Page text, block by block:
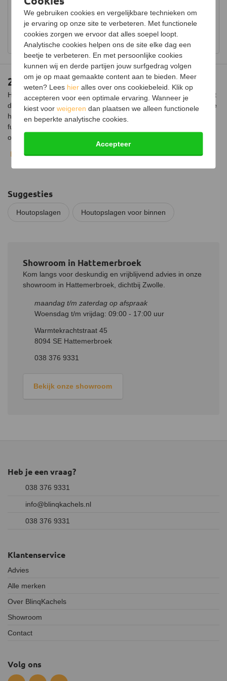
2L houtopslag 60 x 80 cm
Houd al je houtblokken georganiseerd en stijlvol opgeborgen met
de 2L houtopslag. Dit decoratieve houtrek staat prachtig naast de
houtkachel of bij een vuurtje in de tuin, waardoor het niet alleen
functioneel is maar ook een sierlijk element toevoegt aan de
omgeving.
Gemaakt van stevig staal met een matte zwarte coating,
garandeert deze houtopslag jarenlang plezier. De voordelen zijn
De specificaties van de houtopslag zijn indrukwekkend: met
afmetingen van 60x25x80cm biedt het voldoende ruimte voor je
houtvoorraad.
Bekijk volledige beschrijving
Bezoek onze showroom voor uitgebreid advies over
houtkachels.
Bekijk showroom en maak een afspraak
Kleur Zwart
Materiaal Staal
Suggesties
Houtopslagen Houtopslagen voor binnen
Showroom in Hattemerbroek
Kom langs voor deskundig en vrijblijvend advies in onze
showroom in Hattemerbroek, dichtbij Zwolle.
maandag t/m zaterdag op afspraak
Woensdag t/m vrijdag: 09:00 - 17:00 uur
Warmtekrachtstraat 45
8094 SE Hattemerbroek
038 376 9331
Bekijk onze showroom
Heb je een vraag?
038 376 9331
info@blinqkachels.nl
038 376 9331
Klantenservice
Advies
Alle merken
Over BlinqKachels
Showroom
Contact
Volg ons
We gebruiken cookies en vergelijkbare technieken om
je ervaring op onze site te verbeteren. Met functionele
cookies zorgen we ervoor dat alles soepel loopt.
Analytische cookies helpen ons de site elke dag een
beetje te verbeteren. En met persoonlijke cookies
kunnen wij en derde partijen jouw surfgedrag volgen
om je op maat gemaakte content aan te bieden. Meer
weten? Lees hier alles over ons cookiebeleid. Klik op
accepteren voor een optimale ervaring. Wanneer je
kiest voorweigeren dan plaatsen we alleen functionele
en beperkte analytische cookies.
Accepteer